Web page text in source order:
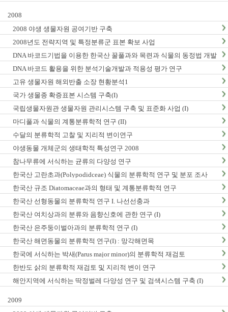
2008
2008 야생 생물자원 공여기반 구축
2008년도 전략지역 및 특정분류군 표본 확보 사업
DNA 바코드기법을 이용한 한국산 꿀풀과와 목련과 식물의 동정법 개발
: I. 꿀풀과
DNA 바코드 활용을 위한 분석기술개발과 적용성 평가 연구
고유 생물자원 해외반출 소장 현황분석1
국가 생물종 확증표본 시스템 구축(I)
국립생물자원관 생물자원 관리시스템 구축 및 표준화 사업 (I)
마디풀과 식물의 계통분류학적 연구 (II)
수달의 분류학적 고찰 및 지리적 변이연구
야생동물 개체군의 생태학적 특성연구 2008
참나무류에 서식하는 균류의 다양성 연구
한국산 고란초과(Polypodidceae) 식물의 분류학적 연구 및 분포 조사
한국산 규조 Diatomaceae과의 형태 및 계통분류학적 연구
한국산 선형동물의 분류학적 연구 I. 나선선충과
한국산 여치상과의 분류와 음향신호에 관한 연구 (I)
한국산 은주둥이벌아과의 분류학적 연구 (I)
한국산 해면동물의 분류학적 연구(I) : 망각해면목
한국에 서식하는 박새(Parus major minor)의 분류학적 재검토
한반도 삵의 분류학적 재검토 및 지리적 변이 연구
해안지역에 서식하는 딱정벌레 다양성 연구 및 검색시스템 구축 (I)
2009